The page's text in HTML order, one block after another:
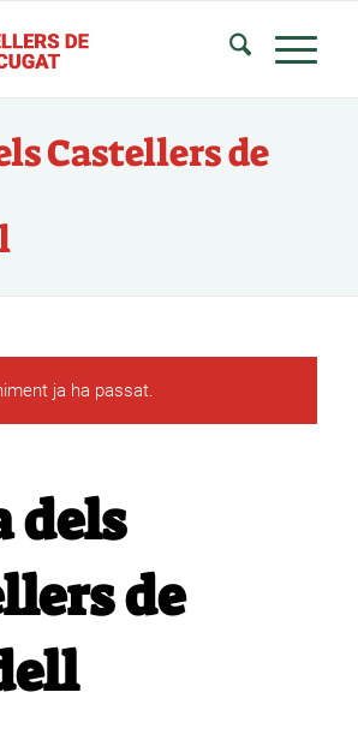
Castellers de
ja ha passat.
dels
de